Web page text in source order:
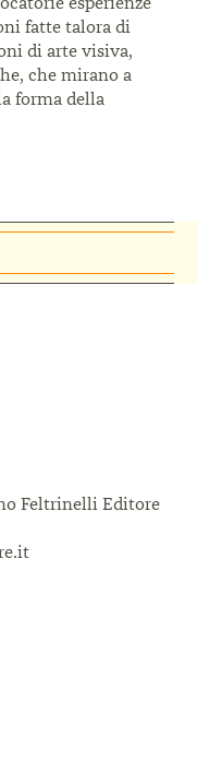
fatte talora di
di arte visiva,
che mirano a
forma della
Feltrinelli Editore